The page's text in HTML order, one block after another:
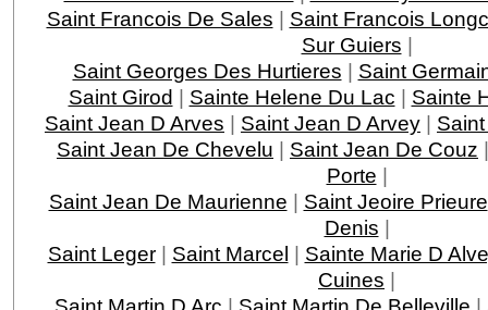
Saint Francois De Sales | Saint Francois
Sur Guiers |
Saint Georges Des Hurtieres | Saint
Saint Girod | Sainte Helene Du Lac | Sainte
Saint Jean D Arves | Saint Jean D Arvey |
Saint Jean De Chevelu | Saint Jean De Couz
Porte |
Saint Jean De Maurienne | Saint Jeoire Prieure
Denis |
Saint Leger| Saint Marcel | Sainte Marie D
Cuines |
Saint Martin D Arc | Saint Martin De Belleville |